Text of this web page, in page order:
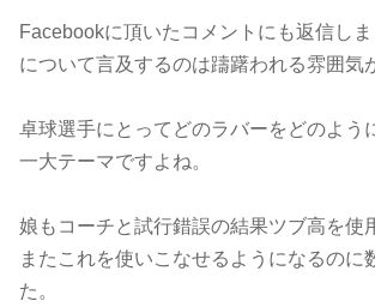
Facebookに頂いたコメントにも返信し
について言及するのは躊躇われる雰囲気
卓球選手にとってどのラバーをどのよう
一大テーマですよね。
娘もコーチと試行錯誤の結果ツブ高を使
またこれを使いこなせるようになるのに
た。